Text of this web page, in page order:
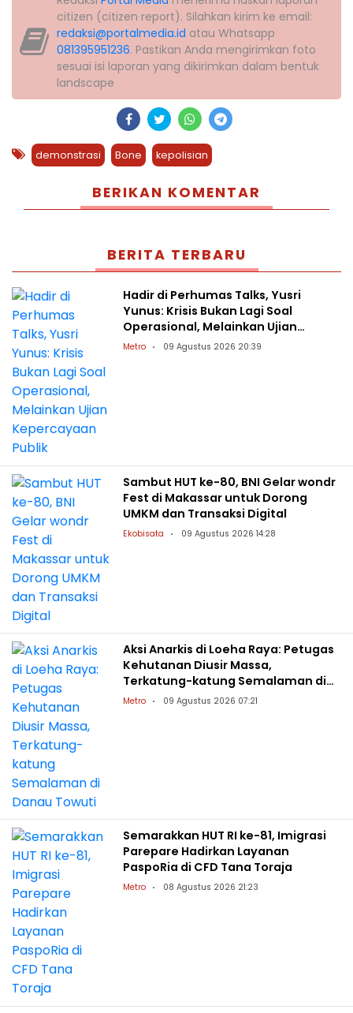
citizen (citizen report). Silahkan kirim ke email:
redaksi@portalmedia.id atau Whatsapp
081395951236. Pastikan Anda mengirimkan foto
sesuai isi laporan yang dikirimkan dalam bentuk
landscape
demonstrasi Bone kepolisian
BERIKAN KOMENTAR
BERITA TERBARU
Hadir di Perhumas Talks, Yusri
Yunus: Krisis Bukan Lagi Soal
Operasional, Melainkan Ujian
Kepercayaan Publik
Metro 09 Agustus 2026 20:39
Sambut HUT ke-80, BNI Gelar wondr
Fest di Makassar untuk Dorong
UMKM dan Transaksi Digital
Ekobisata 09 Agustus 2026 14:28
Aksi Anarkis di Loeha Raya: Petugas
Kehutanan Diusir Massa,
Terkatung-katung Semalaman di
Danau Towuti
Metro 09 Agustus 2026 07:21
Semarakkan HUT RI ke-81, Imigrasi
Parepare Hadirkan Layanan
PaspoRia di CFD Tana Toraja
Metro 08 Agustus 2026 21:23